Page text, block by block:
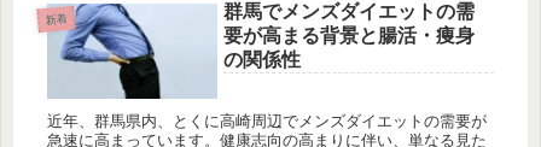
内環境の改善、ストレス管理にも取り組み、リフレッシュを図
ります。専門スタッフによる個別サポートで、充実した健康な
生活を実現し、自分らしい毎日を送るための手助けを行ってい
新着
群馬でメンズダイエットの需
要が高まる背景と腸活・痩身
の関係性
近年、群馬県内、とくに高崎周辺でメンズダイエットの需要が
急速に高まっています。健康志向の高まりに伴い、単なる見た